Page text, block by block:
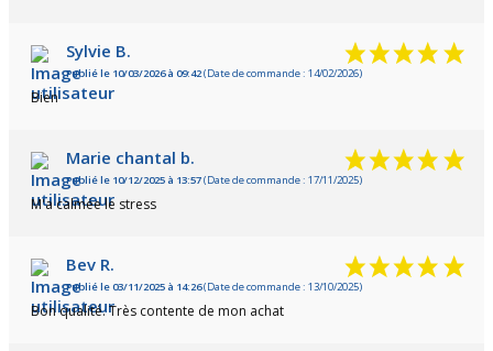
Sylvie B.
Publié le 10/03/2026 à 09:42(Date de commande : 14/02/2026)
Bien
Marie chantal b.
Publié le 10/12/2025 à 13:57(Date de commande : 17/11/2025)
M'a calmée le stress
Bev R.
Publié le 03/11/2025 à 14:26(Date de commande : 13/10/2025)
Bon qualité. Très contente de mon achat